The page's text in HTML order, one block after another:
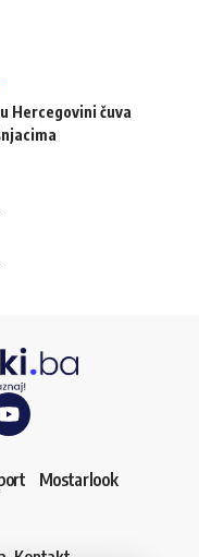
Hercegovini čuva
Mostarlook